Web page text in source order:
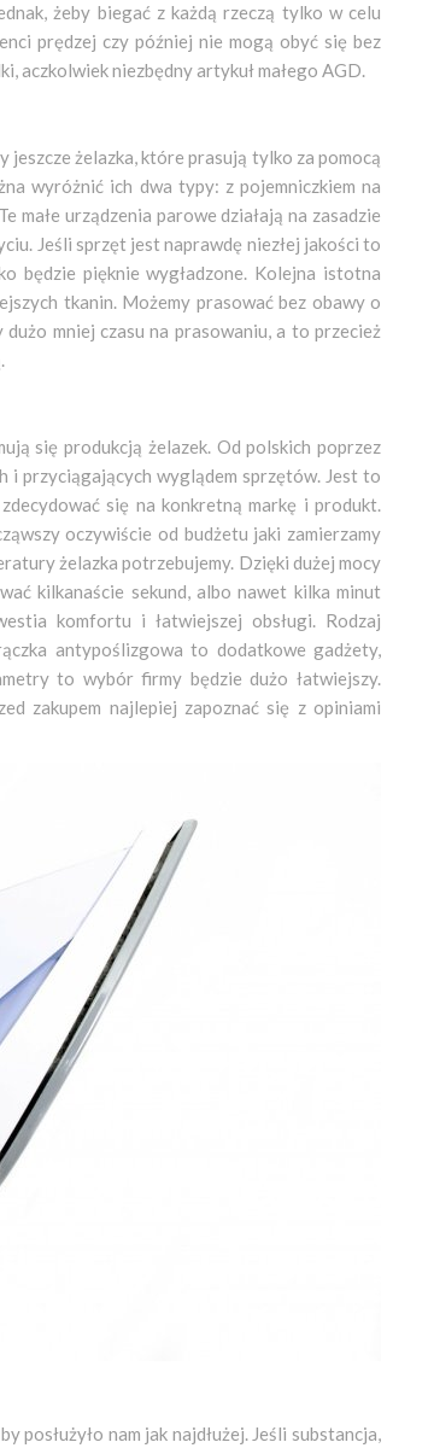
żeby biegać z każdą rzeczą tylko w celu
prędzej czy później nie mogą obyć się bez
aczkolwiek niezbędny artykuł małego AGD.
jeszcze żelazka, które prasują tylko za pomocą
wyróżnić ich dwa typy: z pojemniczkiem na
urządzenia parowe działają na zasadzie
Jeśli sprzęt jest naprawdę niezłej jakości to
będzie pięknie wygładzone. Kolejna istotna
tkanin. Możemy prasować bez obawy o
mniej czasu na prasowaniu, a to przecież
się produkcją żelazek. Od polskich poprzez
i przyciągających wyglądem sprzętów. Jest to
się na konkretną markę i produkt.
oczywiście od budżetu jaki zamierzamy
żelazka potrzebujemy. Dzięki dużej mocy
kilkanaście sekund, albo nawet kilka minut
komfortu i łatwiejszej obsługi. Rodzaj
antypoślizgowa to dodatkowe gadżety,
to wybór firmy będzie dużo łatwiejszy.
zakupem najlepiej zapoznać się z opiniami
nam jak najdłużej. Jeśli substancja,